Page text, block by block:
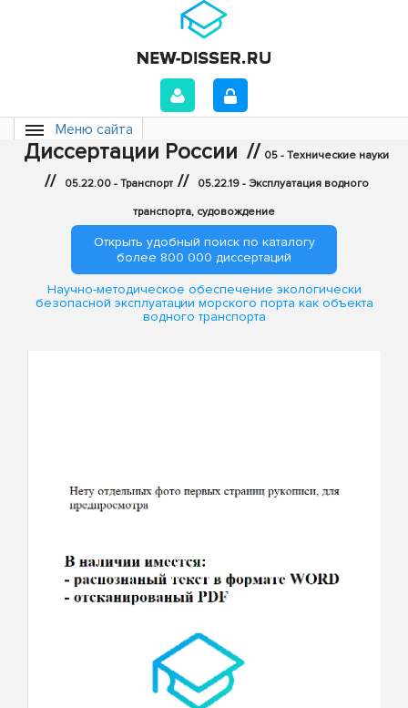
Меню сайта
Диссертации России // 05 - Технические науки
// 05.22.00 - Транспорт // 05.22.19 - Эксплуатация водного
транспорта, судовождение
Открыть удобный поиск по каталогу
более 800 000 диссертаций
Научно-методическое обеспечение экологически
безопасной эксплуатации морского порта как объекта
водного транспорта